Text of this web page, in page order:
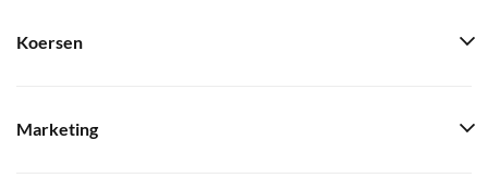
Koersen
Marketing